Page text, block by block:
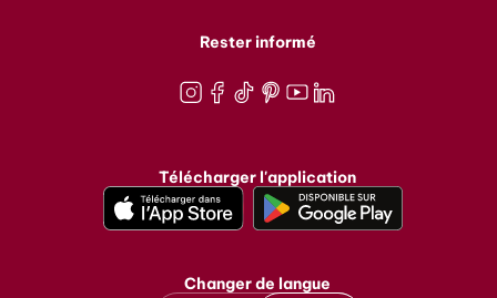
Rester informé
Télécharger l'application
Changer de langue